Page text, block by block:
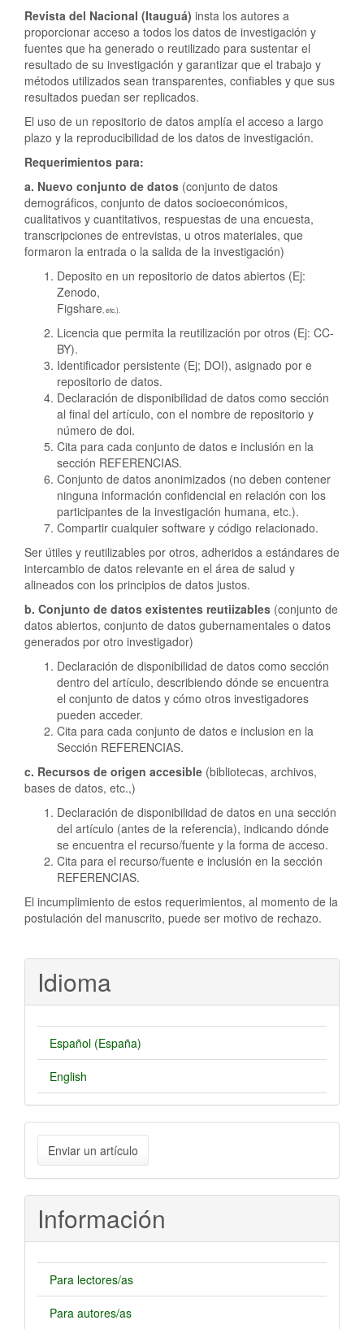
Revista del Nacional (Itauguá) insta los autores a
proporcionar acceso a todos los datos de investigación y
fuentes que ha generado o reutilizado para sustentar el
resultado de su investigación y garantizar que el trabajo y
métodos utilizados sean transparentes, confiables y que sus
resultados puedan ser replicados.
El uso de un repositorio de datos amplía el acceso a largo
plazo y la reproducibilidad de los datos de investigación.
Requerimientos para:
a. Nuevo conjunto de datos (conjunto de datos
demográficos, conjunto de datos socioeconómicos,
cualitativos y cuantitativos, respuestas de una encuesta,
transcripciones de entrevistas, u otros materiales, que
formaron la entrada o la salida de la investigación)
Deposito en un repositorio de datos abiertos (Ej:
Zenodo,
Figshare , etc.).
Licencia que permita la reutilización por otros (Ej: CC-
BY).
Identificador persistente (Ej; DOI), asignado por e
repositorio de datos.
Declaración de disponibilidad de datos como sección
al final del artículo, con el nombre de repositorio y
número de doi.
Cita para cada conjunto de datos e inclusión en la
sección REFERENCIAS.
Conjunto de datos anonimizados (no deben contener
ninguna información confidencial en relación con los
participantes de la investigación humana, etc.).
Compartir cualquier software y código relacionado.
Ser útiles y reutilizables por otros, adheridos a estándares de
intercambio de datos relevante en el área de salud y
alineados con los principios de datos justos.
b. Conjunto de datos existentes reutiizables (conjunto de
datos abiertos, conjunto de datos gubernamentales o datos
generados por otro investigador)
Declaración de disponibilidad de datos como sección
dentro del artículo, describiendo dónde se encuentra
el conjunto de datos y cómo otros investigadores
pueden acceder.
Cita para cada conjunto de datos e inclusion en la
Sección REFERENCIAS.
c. Recursos de origen accesible (bibliotecas, archivos,
bases de datos, etc.,)
Declaración de disponibilidad de datos en una sección
del artículo (antes de la referencia), indicando dónde
se encuentra el recurso/fuente y la forma de acceso.
Cita para el recurso/fuente e inclusión en la sección
REFERENCIAS.
El incumplimiento de estos requerimientos, al momento de la
postulación del manuscrito, puede ser motivo de rechazo.
Idioma
Español (España)
English
Enviar
un
artículo
Enviar un artículo
Información
Para lectores/as
Para autores/as